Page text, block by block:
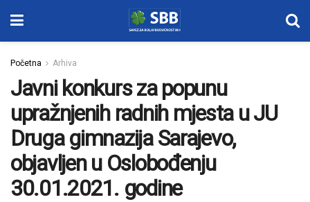
Početna Arhiva
Javni konkurs za popunu
upražnjenih radnih mjesta u JU
Druga gimnazija Sarajevo,
objavljen u Oslobođenju
30.01.2021. godine